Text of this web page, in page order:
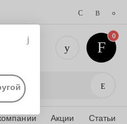
Поиск
+7
0
Акции Статьи